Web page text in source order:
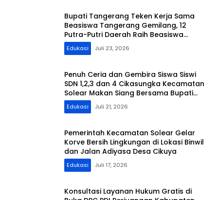
Bupati Tangerang Teken Kerja Sama
Beasiswa Tangerang Gemilang, 12
Putra-Putri Daerah Raih Beasiswa
Pendidikan Transportasi
Edukasi Juli 23, 2026
Penuh Ceria dan Gembira Siswa Siswi
SDN 1,2,3 dan 4 Cikasungka Kecamatan
Solear Makan Siang Bersama Bupati
Tangerang
Edukasi Juli 21, 2026
Pemerintah Kecamatan Solear Gelar
Korve Bersih Lingkungan di Lokasi Binwil
dan Jalan Adiyasa Desa Cikuya
Edukasi Juli 17, 2026
Konsultasi Layanan Hukum Gratis di